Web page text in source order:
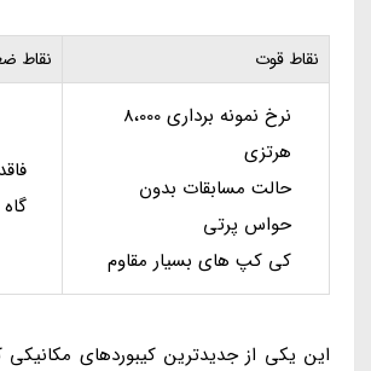
نقاط قوت نقاط
نرخ نمونه برداری 8،000
هرتزی
حالت مسابقات بدون
حواس پرتی
کی کپ های بسیار مقاوم
این یکی از جدیدترین کیبوردهای مکانیکی